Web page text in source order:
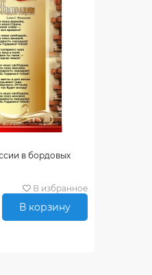
в бордовых
В избранное
В корзину